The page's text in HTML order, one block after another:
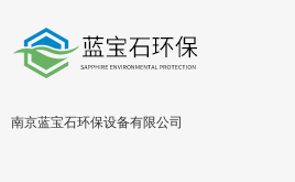
南京蓝宝石环保设备有限公司